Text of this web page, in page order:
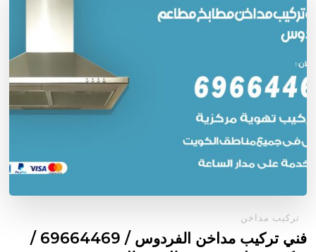
تركيب مداخن
فني تركيب مداخن الفردوس / 69664469 /